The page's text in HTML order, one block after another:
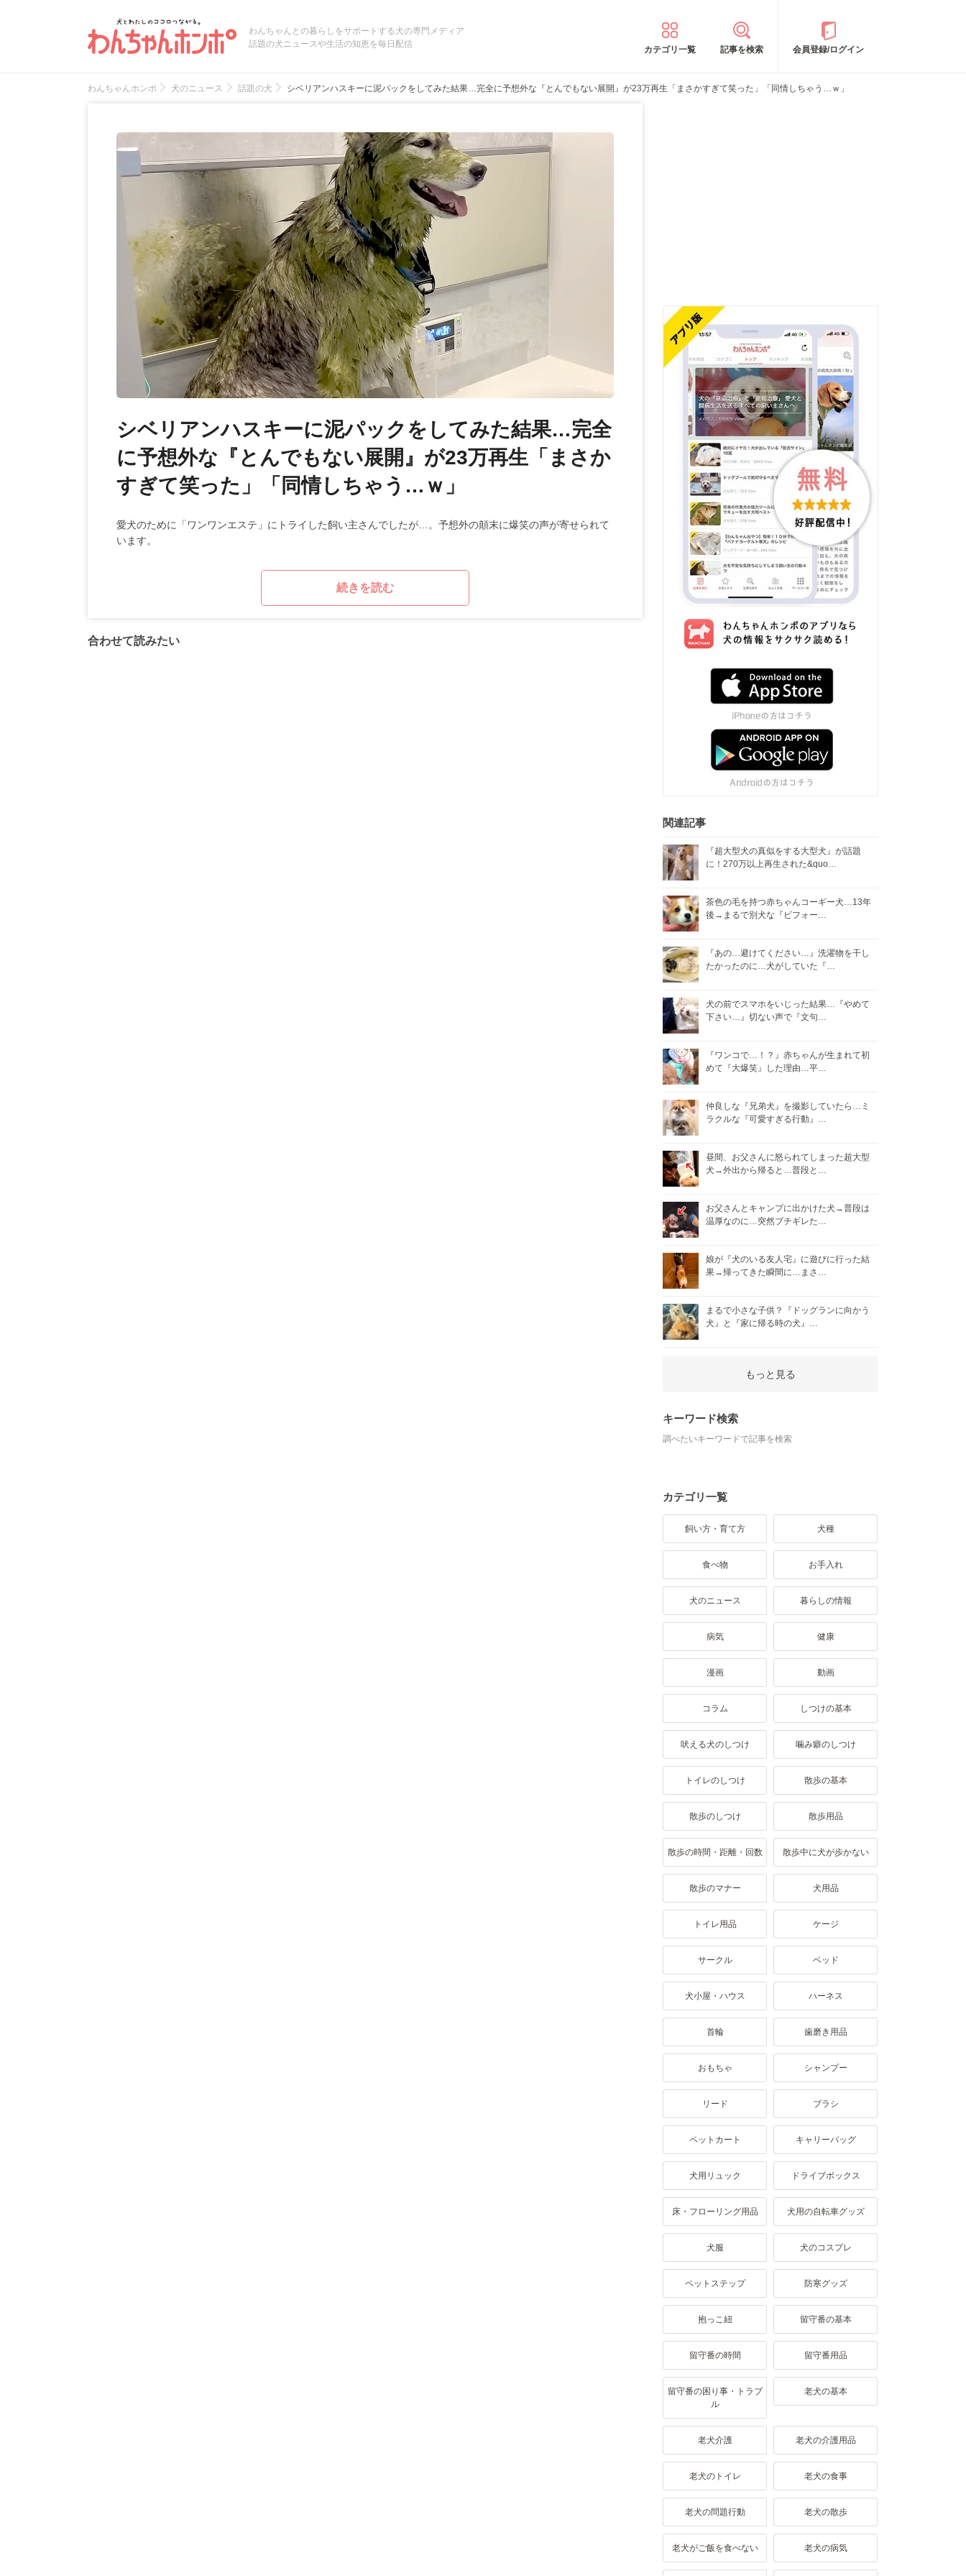
わんちゃんとの暮らしをサポートする犬の専門メディア
話題の犬ニュースや生活の知恵を毎日配信
カテゴリ一覧 記事を検索 会員登録/ログイン
わんちゃんホンポ 犬のニュース 話題の犬 シベリアンハスキーに泥パックをしてみた結果…完全に予想外な『とんでもない展開』が23万再生「まさかすぎて笑った」「同情しちゃう…ｗ」
シベリアンハスキーに泥パックをしてみた結果…完全
に予想外な『とんでもない展開』が23万再生「まさか
すぎて笑った」「同情しちゃう…ｗ」
愛犬のために「ワンワンエステ」にトライした飼い主さんでしたが…。予想外の顛末に爆笑の声が寄せられて
います。
続きを読む
合わせて読みたい
関連記事
『超大型犬の真似をする大型犬』が話題
に！270万以上再生された&quo…
茶色の毛を持つ赤ちゃんコーギー犬…13年
後→まるで別犬な『ビフォー…
『あの…避けてください…』洗濯物を干し
たかったのに…犬がしていた『…
犬の前でスマホをいじった結果…『やめて
下さい…』切ない声で『文句…
『ワンコで…！？』赤ちゃんが生まれて初
めて『大爆笑』した理由…平…
仲良しな『兄弟犬』を撮影していたら…ミ
ラクルな『可愛すぎる行動』…
昼間、お父さんに怒られてしまった超大型
犬→外出から帰ると…普段と…
お父さんとキャンプに出かけた犬→普段は
温厚なのに…突然ブチギレた…
娘が『犬のいる友人宅』に遊びに行った結
果→帰ってきた瞬間に…まさ…
まるで小さな子供？『ドッグランに向かう
犬』と『家に帰る時の犬』…
もっと見る
キーワード検索
調べたいキーワードで記事を検索
カテゴリ一覧
飼い方・育て方 犬種
食べ物 お手入れ
犬のニュース 暮らしの情報
病気 健康
漫画 動画
コラム しつけの基本
吠える犬のしつけ 噛み癖のしつけ
トイレのしつけ 散歩の基本
散歩のしつけ 散歩用品
散歩の時間・距離・回数 散歩中に犬が歩かない
散歩のマナー 犬用品
トイレ用品 ケージ
サークル ベッド
犬小屋・ハウス ハーネス
首輪 歯磨き用品
おもちゃ シャンプー
リード ブラシ
ペットカート キャリーバッグ
犬用リュック ドライブボックス
床・フローリング用品 犬用の自転車グッズ
犬服 犬のコスプレ
ペットステップ 防寒グッズ
抱っこ紐 留守番の基本
留守番の時間 留守番用品
留守番の困り事・トラブ
ル
老犬の基本
老犬介護 老犬の介護用品
老犬のトイレ 老犬の食事
老犬の問題行動 老犬の散歩
老犬がご飯を食べない 老犬の病気